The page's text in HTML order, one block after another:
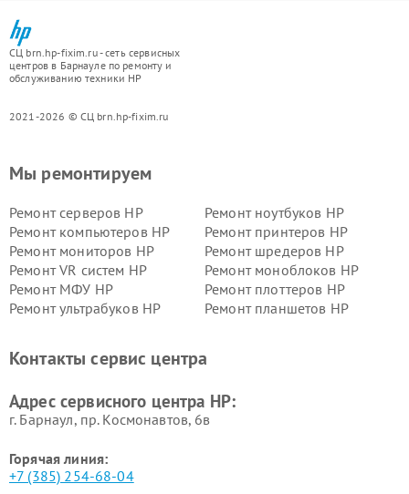
СЦ brn.hp-fixim.ru - сеть сервисных
центров в Барнауле по ремонту и
обслуживанию техники HP
2021-2026 © СЦ brn.hp-fixim.ru
Мы ремонтируем
Ремонт серверов HP
Ремонт ноутбуков HP
Ремонт компьютеров HP
Ремонт принтеров HP
Ремонт мониторов HP
Ремонт шредеров HP
Ремонт VR систем HP
Ремонт моноблоков HP
Ремонт МФУ HP
Ремонт плоттеров HP
Ремонт ультрабуков HP
Ремонт планшетов HP
Контакты сервис центра
Адрес сервисного центра HP:
г. Барнаул, ​пр. Космонавтов, 6в
Горячая линия:
+7 (385) 254-68-04